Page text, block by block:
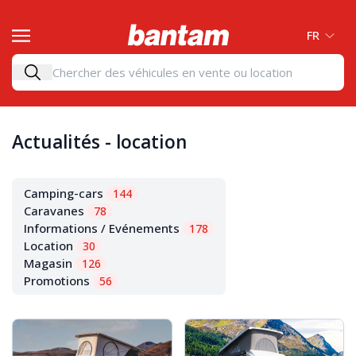
FR
Actualités - location
Camping-cars 144
Caravanes 78
Informations / Evénements 178
Location 30
Magasin 126
Promotions 56